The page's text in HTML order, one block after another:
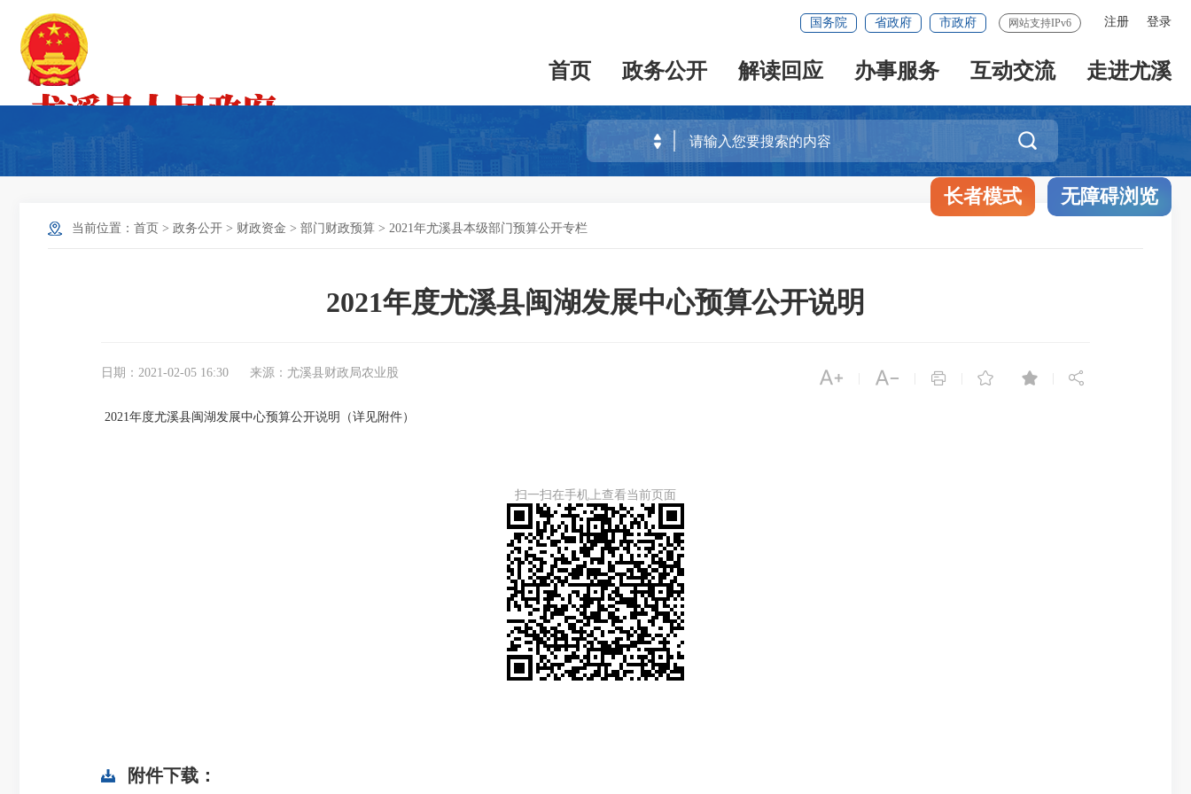
注册 登录
国务院 省政府 市政府 网站支持IPv6
首页 政务公开 解读回应 办事服务 互动交流 走进尤溪

长者模式 无障碍浏览
当前位置： 首页 > 政务公开 > 财政资金 > 部门财政预算 > 2021年尤溪县本级部门预算公开专栏
2021年度尤溪县闽湖发展中心预算公开说明
日期：2021-02-05 16:30 来源：尤溪县财政局农业股      
2021年度尤溪县闽湖发展中心预算公开说明（详见附件）
扫一扫在手机上查看当前页面
附件下载：